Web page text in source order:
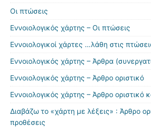
Οι πτώσεις
Εννοιολογικός χάρτης – Οι πτώσεις
Εννοιολογικοί χάρτες …λάθη στις
Εννοιολογικός χάρτης – Άρθρα
Εννοιολογικός χάρτης – Άρθρο οριστικό
Εννοιολογικός χάρτης – Άρθρο οριστικό
Διαβάζω το «χάρτη με λέξεις» : Άρθρο
προθέσεις